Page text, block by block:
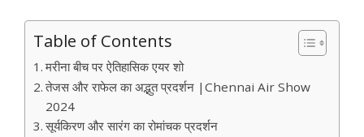
Table of Contents
मरीना बीच पर ऐतिहासिक एयर शो
तेजस और राफेल का अद्भुत प्रदर्शन |Chennai Air Show
2024
सूर्यकिरण और सारंग का रोमांचक प्रदर्शन